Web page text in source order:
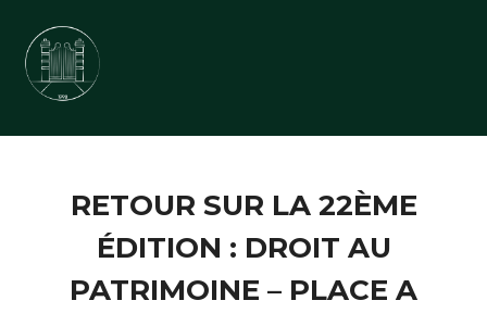
contenu
RETOUR SUR LA 22ÈME
ÉDITION : DROIT AU
PATRIMOINE – PLACE A